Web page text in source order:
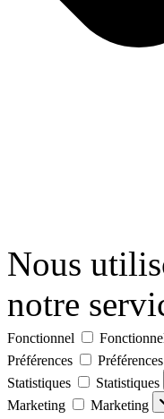
Nous
notre
Fonctionnel
Préférences
Préférences
Statistiques
Statistiques
Marketing
Marketing